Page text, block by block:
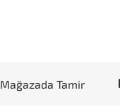
Mağazada Tamir